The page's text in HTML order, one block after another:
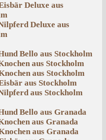
Deluxe aus
Deluxe aus
Bello aus Stockholm
aus Stockholm
aus Stockholm
aus Stockholm
aus Stockholm
Bello aus Granada
aus Granada
aus Granada